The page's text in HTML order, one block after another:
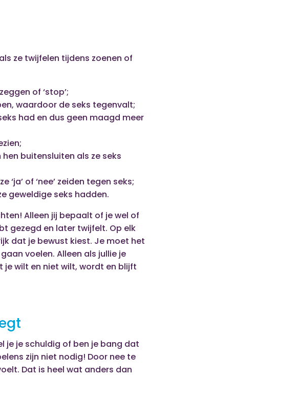
ze twijfelen tijdens zoenen of
of ‘stop’;
waardoor de seks tegenvalt;
had en dus geen maagd meer
buitensluiten als ze seks
of ‘nee’ zeiden tegen seks;
geweldige seks hadden.
Alleen jij bepaalt of je wel of
gezegd en later twijfelt. Op elk
dat je bewust kiest. Je moet het
voelen. Alleen als jullie je
je wilt en niet wilt, wordt en blijft
je je schuldig of ben je bang dat
zijn niet nodig! Door nee te
Dat is heel wat anders dan